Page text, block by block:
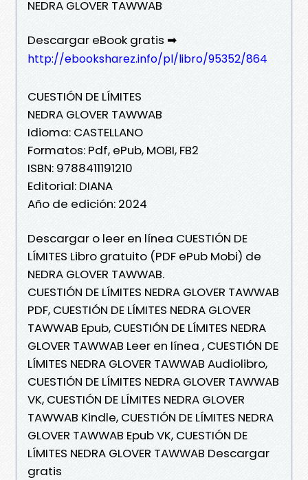
NEDRA GLOVER TAWWAB
Descargar eBook gratis ➡
http://ebooksharez.info/pl/libro/95352/864
CUESTIÓN DE LÍMITES
NEDRA GLOVER TAWWAB
Idioma: CASTELLANO
Formatos: Pdf, ePub, MOBI, FB2
ISBN: 9788411191210
Editorial: DIANA
Año de edición: 2024
Descargar o leer en línea CUESTIÓN DE
LÍMITES Libro gratuito (PDF ePub Mobi) de
NEDRA GLOVER TAWWAB.
CUESTIÓN DE LÍMITES NEDRA GLOVER TAWWAB
PDF, CUESTIÓN DE LÍMITES NEDRA GLOVER
TAWWAB Epub, CUESTIÓN DE LÍMITES NEDRA
GLOVER TAWWAB Leer en línea , CUESTIÓN DE
LÍMITES NEDRA GLOVER TAWWAB Audiolibro,
CUESTIÓN DE LÍMITES NEDRA GLOVER TAWWAB
VK, CUESTIÓN DE LÍMITES NEDRA GLOVER
TAWWAB Kindle, CUESTIÓN DE LÍMITES NEDRA
GLOVER TAWWAB Epub VK, CUESTIÓN DE
LÍMITES NEDRA GLOVER TAWWAB Descargar
gratis